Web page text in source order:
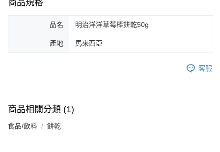
商品規格
品名 明治洋洋草莓棒餅乾50g
產地 馬來西亞
客服
商品相關分類 (1)
食品/飲料 餅乾